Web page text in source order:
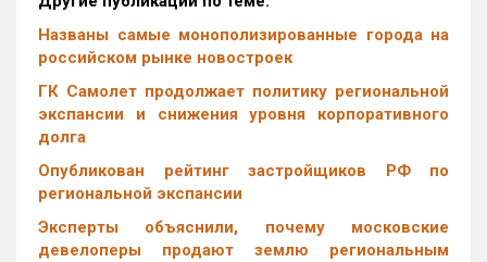
Названы самые монополизированные города на
российском рынке новостроек
ГК Самолет продолжает политику региональной
экспансии и снижения уровня корпоративного
долга
Опубликован рейтинг застройщиков РФ по
региональной экспансии
Эксперты объяснили, почему московские
девелоперы продают землю региональным